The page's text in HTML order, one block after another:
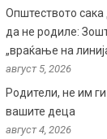
Општеството сака
да не родиле:
„враќање на
август 5, 2026
Родители, не им
вашите деца
август 4, 2026